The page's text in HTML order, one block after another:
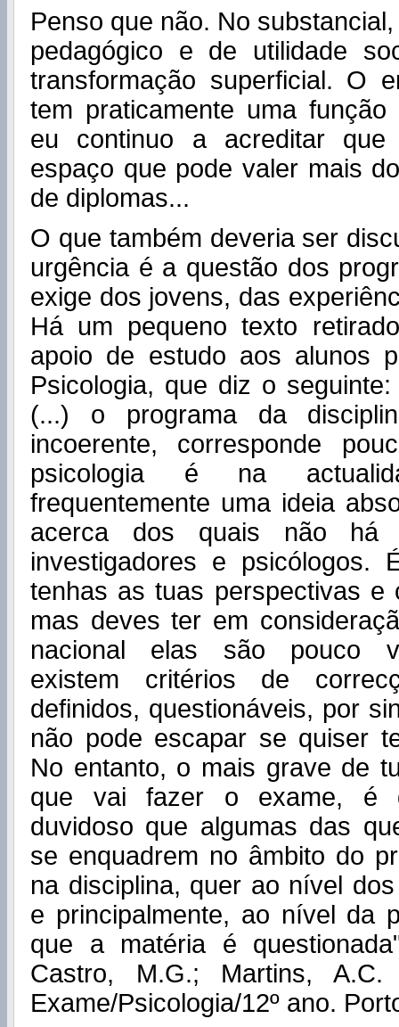
Penso que não. No
pedagógico e de utilidade
transformação superficial. O
tem praticamente uma função
eu continuo a acreditar
espaço que pode valer mais
de diplomas...
O que também deveria ser
urgência é a questão dos
exige dos jovens, das
Há um pequeno texto
apoio de estudo aos alunos
Psicologia, que diz o
(...) o programa da
incoerente, corresponde
psicologia é na
frequentemente uma ideia
acerca dos quais não há
investigadores e psicólogos.
tenhas as tuas perspectivas e
mas deves ter em
nacional elas são pouco
existem critérios de
definidos, questionáveis, por
não pode escapar se quiser
No entanto, o mais grave de
que vai fazer o exame, é
duvidoso que algumas das
se enquadrem no âmbito do
na disciplina, quer ao nível
e principalmente, ao nível da
que a matéria é
Castro, M.G.; Martins, A.C.
Exame/Psicologia/12º ano.